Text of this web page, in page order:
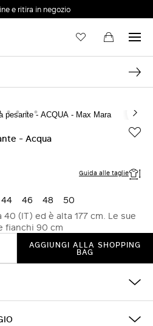
e ritira in negozio
- Acqua
Guida alle taglie
44 46 48
50
(IT) ed è alta 177 cm. Le sue
fianchi 90 cm
AGGIUNGI ALLA SHOPPING
BAG
ACCEDI
Login
CON GOOGLE